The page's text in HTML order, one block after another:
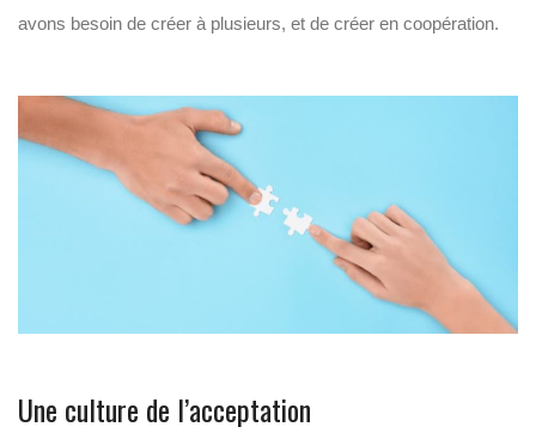
avons besoin de créer à plusieurs, et de créer en coopération.
Une culture de l’acceptation